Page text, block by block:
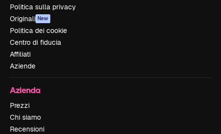
Politica sulla privacy
Originali New
Politica dei cookie
Centro di fiducia
Affiliati
Aziende
Azienda
Prezzi
Chi siamo
Recensioni